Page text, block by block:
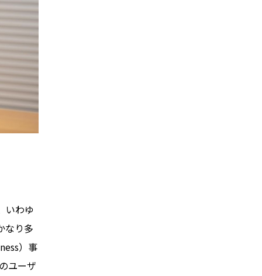
いわゆ
なり多
）事
ユーザ